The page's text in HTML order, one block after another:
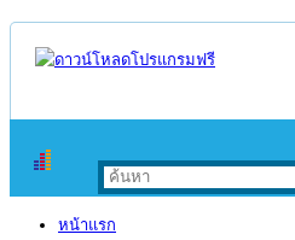
หน้าแรก